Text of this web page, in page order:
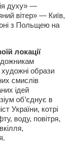
духу» —
вітер» — Київ,
з Польщею на
локації
образи
смислів
ідей
об’єднує в
України, котрі
воду, повітря,